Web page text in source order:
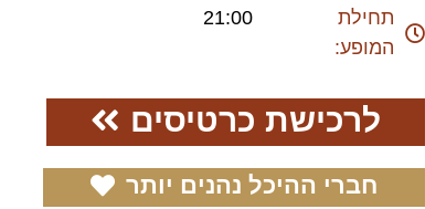
תחילת
המופע:
21:00
לרכישת כרטיסים
חברי ההיכל נהנים יותר